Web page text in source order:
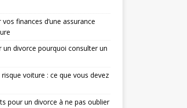
finances d’une assurance
un divorce pourquoi consulter un
voiture : ce que vous devez
pour un divorce à ne pas oublier